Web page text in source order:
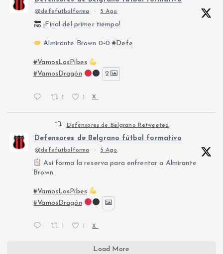
@defefutbolforma · 5 Ago
¡Final del primer tiempo!
Almirante Brown 0-0#Defe
#VamosLosPibes
#VamosDragón
2
1 1 X
Defensores de Belgrano Retweeted
Defensores de Belgrano fútbol formativo
@defefutbolforma · 5 Ago
Así forma la reserva para enfrentar a Almirante
Brown.
#VamosLosPibes
#VamosDragón
X
Load More